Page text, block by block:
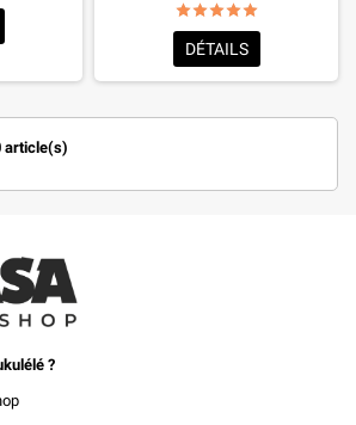
star_borderstar_borderstar_borderstar_borderstar_border
starstarstarstarstar
DÉTAILS
article(s)
?